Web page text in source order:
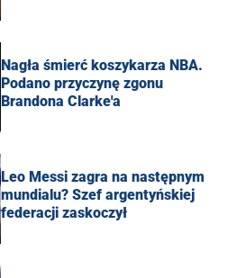
Nagła śmierć koszykarza NBA.
Podano przyczynę zgonu
Brandona Clarke'a
Leo Messi zagra na następnym
mundialu? Szef argentyńskiej
federacji zaskoczył